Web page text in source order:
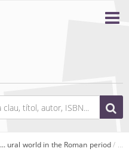
... ural world in the Roman period/ ...